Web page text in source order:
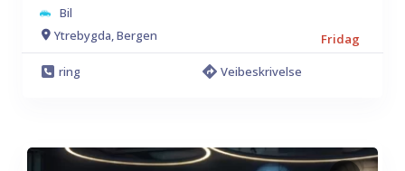
Bil
Ytrebygda, Bergen
Fridag
ring
Veibeskrivelse